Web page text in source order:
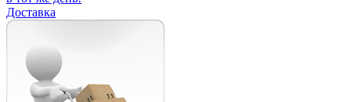
Доставка